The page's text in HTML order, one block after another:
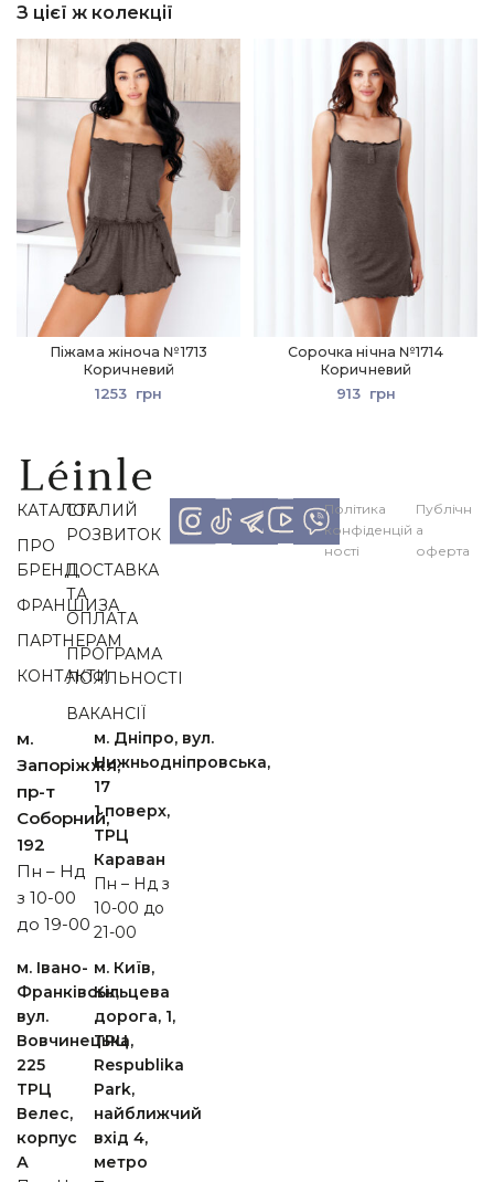
З цієї ж колекції
Піжама жіноча №1713
Коричневий
1253 грн
Сорочка нічна №1714
Коричневий
913 грн
м.
Запоріжжя,
пр-т
Cоборний,
192
Пн – Нд
з 10-00
до 19-00
м. Дніпро, вул.
Нижньодніпровська,
17
1 поверх,
ТРЦ
Караван
Пн – Нд з
10-00 до
21-00
м. Івано-
Франківськ,
вул.
Вовчинецька,
225
ТРЦ
Велес,
корпус
А
м. Київ,
Кільцева
дорога, 1,
ТРЦ
Respublika
Park,
найближчий
вхід 4,
метро
КАТАЛОГ
ПРО
БРЕНД
ФРАНШИЗА
ПАРТНЕРАМ
КОНТАКТИ
СТАЛИЙ
РОЗВИТОК
ДОСТАВКА
ТА
ОПЛАТА
ПРОГРАМА
ЛОЯЛЬНОСТІ
ВАКАНСІЇ
Політика
конфіденцій
ності
Публічн
а
оферта